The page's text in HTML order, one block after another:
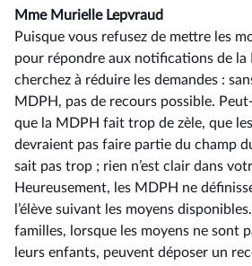
Mme Murielle Lepvraud
Puisque vous refusez de mettre les
pour répondre aux notifications de la
cherchez à réduire les demandes :
MDPH, pas de recours possible.
que la MDPH fait trop de zèle, que
devraient pas faire partie du champ
sait pas trop ; rien n’est clair dans
Heureusement, les MDPH ne
l’élève suivant les moyens
familles, lorsque les moyens ne sont
leurs enfants, peuvent déposer un